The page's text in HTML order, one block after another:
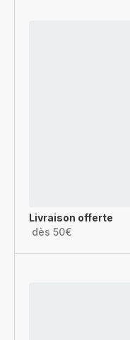
Livraison offerte
dès 50€